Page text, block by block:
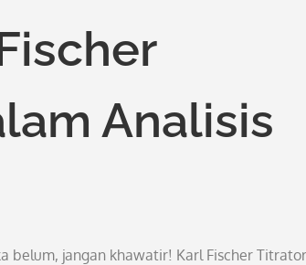
Analisis
belum, jangan khawatir! Karl Fischer Titrator